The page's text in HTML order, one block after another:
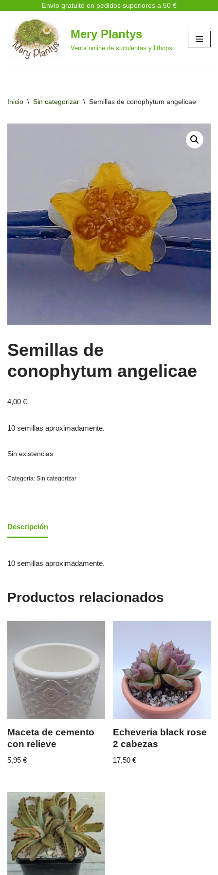
Envío gratuito en pedidos superiores a 50 €
Saltar
al
contenido
Mery Plantys
Venta online de suculentas y lithops
Inicio \ Sin categorizar \ Semillas de conophytum angelicae
Semillas de
conophytum angelicae
4,00 €
10 semillas aproximadamente.
Sin existencias
Categoría: Sin categorizar
Descripción
10 semillas aproximadamente.
Productos relacionados
Maceta de cemento
con relieve
5,95 €
Echeveria black rose
2 cabezas
17,50€